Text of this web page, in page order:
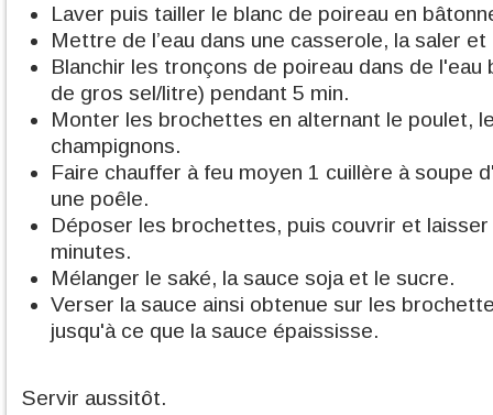
Laver puis tailler le blanc de poireau en
Mettre de l’eau dans une casserole, la saler
Blanchir les tronçons de poireau dans de l'eau
de gros sel/litre) pendant 5 min.
Monter les brochettes en alternant le poulet,
champignons.
Faire chauffer à feu moyen 1 cuillère à soupe
une poêle.
Déposer les brochettes, puis couvrir et
minutes.
Mélanger le saké, la sauce soja et le sucre.
Verser la sauce ainsi obtenue sur les
jusqu'à ce que la sauce épaississe.
Servir aussitôt.